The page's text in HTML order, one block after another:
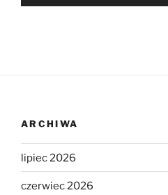
ARCHIWA
lipiec 2026
czerwiec 2026